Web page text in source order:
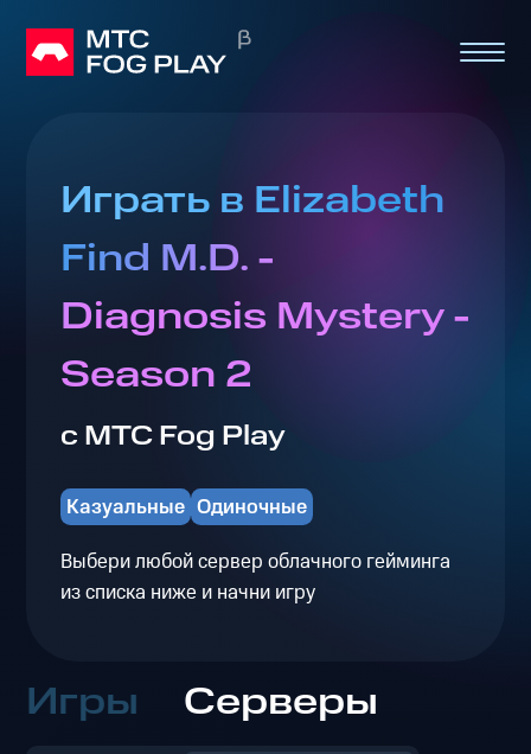
Играть в Elizabeth
Find M.D. -
Diagnosis Mystery -
Season 2
с МТС Fog Play
Казуальные Одиночные
Выбери любой сервер облачного гейминга
из списка ниже и начни игру
Игры Серверы